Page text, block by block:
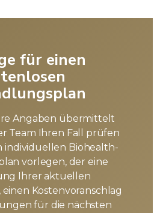
für einen
Angaben übermittelt
Team Ihren Fall prüfen
individuellen Biohealth-
vorlegen, der eine
Ihrer aktuellen
Kostenvoranschlag
für die nächsten